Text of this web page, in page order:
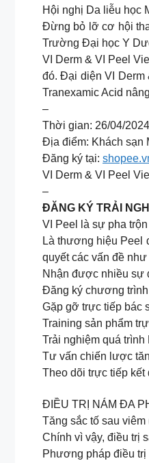
Hội nghị Da liễu học
Đừng bỏ lỡ cơ hội
Trường Đại học Y
VI Derm & VI Peel
đó. Đại diện VI Derm
Tranexamic Acid
–
Thời gian: 26/04/2024
Địa điểm: Khách sạn
Đăng ký tại:
VI Derm & VI Peel
–
ĐĂNG KÝ TRẢI
VI Peel là sự pha
Là thương hiệu Peel
quyết các vấn đề
Nhận được nhiều sự
Đăng ký chương
Gặp gỡ trực tiếp bác
Training sản phẩm
Trải nghiệm quá
Tư vấn chiến lược
Theo dõi trực tiếp kết
ĐIỀU TRỊ NÁM ĐA
Tăng sắc tố sau
Chính vì vậy, điều trị
Phương pháp điều